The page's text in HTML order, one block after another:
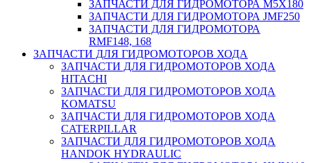
ЗАПЧАСТИ ДЛЯ ГИДРОМОТОРА M5X180
ЗАПЧАСТИ ДЛЯ ГИДРОМОТОРА JMF250
ЗАПЧАСТИ ДЛЯ ГИДРОМОТОРА
RMF148, 168
ЗАПЧАСТИ ДЛЯ ГИДРОМОТОРОВ ХОДА
ЗАПЧАСТИ ДЛЯ ГИДРОМОТОРОВ ХОДА
HITACHI
ЗАПЧАСТИ ДЛЯ ГИДРОМОТОРОВ ХОДА
KOMATSU
ЗАПЧАСТИ ДЛЯ ГИДРОМОТОРОВ ХОДА
CATERPILLAR
ЗАПЧАСТИ ДЛЯ ГИДРОМОТОРОВ ХОДА
HANDOK HYDRAULIC